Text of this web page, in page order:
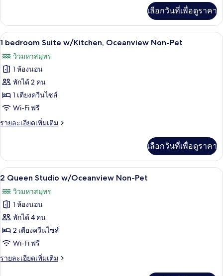
Non-
Pet
เกี่ยว
กับ
1
studio
w/Kitchen,
Oceanview
Non-
Pet
เลือกวันที่เพื่อดูราคา
เปิด
ภาพถ่าย
ทั้งหมด
ของ
1
bedroom
w/Kitchen,
Non-
Pet
1 bedroom Suite w/Kitchen,
7
1 bedroom Suite w/Kitchen, Oceanview Non-Pet
วิวมหาสมุทร
1 ห้องนอน
พักได้ 2 คน
1 เตียงควีนไซส์
Wi-Fi ฟรี
รายละเอียดเพิ่มเติม
ราย
เกี่ยว
กับ
1
Suite
w/Kitchen,
Oceanview
Non-
Pet
เลือกวันที่เพื่อดูราคา
เปิด
ภาพถ่าย
ทั้งหมด
ของ
2
Queen
Studio
w/Oceanview
2 Queen Studio w/Oceanview
5
2 Queen Studio w/Oceanview Non-Pet
วิวมหาสมุทร
1 ห้องนอน
พักได้ 4 คน
2 เตียงควีนไซส์
Wi-Fi ฟรี
รายละเอียดเพิ่มเติม
ราย